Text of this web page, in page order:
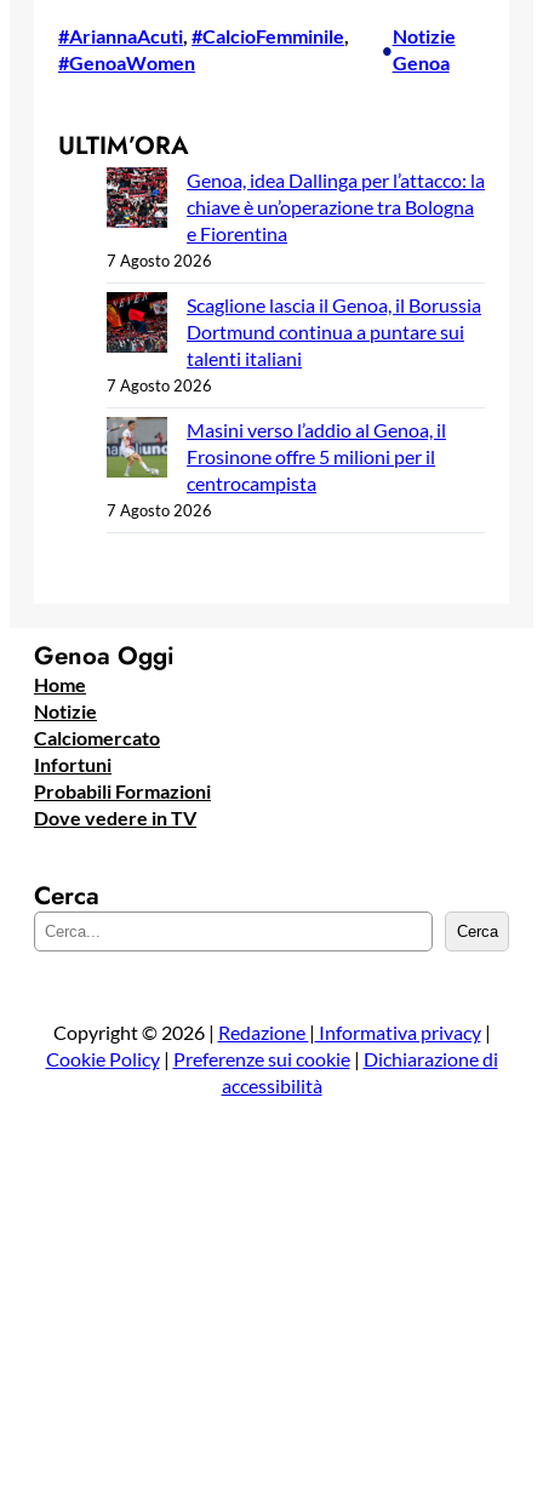
#AriannaAcuti, #CalcioFemminile
#GenoaWomen
•
Notizie
Genoa
ULTIM’ORA
Genoa, idea Dallinga per l’attacco: la
chiave è un’operazione tra Bologna
e Fiorentina
7 Agosto 2026
Scaglione lascia il Genoa, il Borussia
Dortmund continua a puntare sui
talenti italiani
7 Agosto 2026
Masini verso l’addio al Genoa, il
Frosinone offre 5 milioni per il
centrocampista
7 Agosto 2026
Genoa Oggi
Home
Notizie
Calciomercato
Infortuni
Probabili Formazioni
Dove vedere in TV
Cerca
e
a
Cerca
Copyright © 2026 | Redazione | Informativa privacy|
Cookie Policy| Preferenze sui cookie| Dichiarazione di
accessibilità